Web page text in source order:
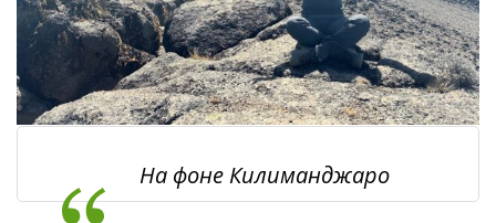
На фоне Килиманджаро